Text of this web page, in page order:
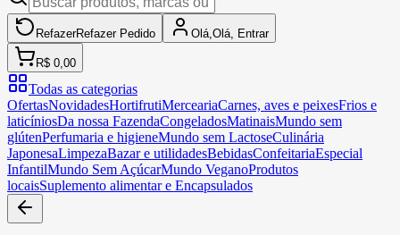
RefazerRefazer Pedido Olá, Olá, Entrar
R$ 0,00
Todas as categorias
OfertasNovidadesHortifrutiMerceariaCarnes, aves e peixesFrios e
laticíniosDa nossa FazendaCongeladosMatinaisMundo sem
glútenPerfumaria e higieneMundo sem LactoseCulinária
JaponesaLimpezaBazar e utilidadesBebidasConfeitariaEspecial
InfantilMundo Sem AçúcarMundo VeganoProdutos
locaisSuplemento alimentar e Encapsulados